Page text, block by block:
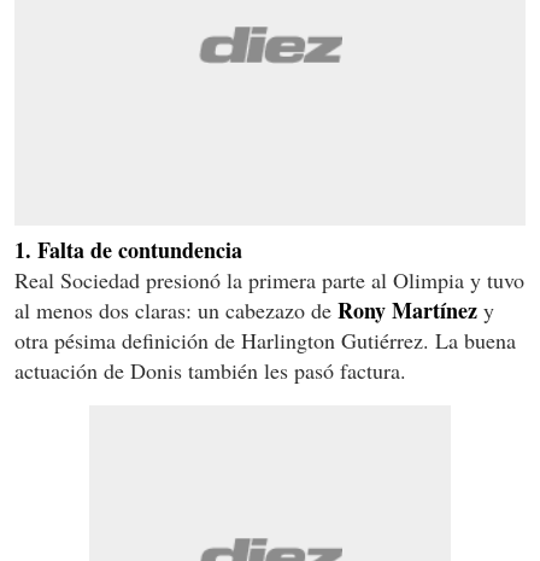
1. Falta de contundencia
Real Sociedad presionó la primera parte al Olimpia y tuvo
al menos dos claras: un cabezazo de Rony Martínez y
otra pésima definición de Harlington Gutiérrez. La buena
actuación de Donis también les pasó factura.